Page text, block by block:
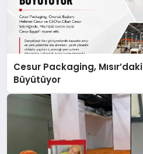
Cesur Packaging,
Büyütüyor